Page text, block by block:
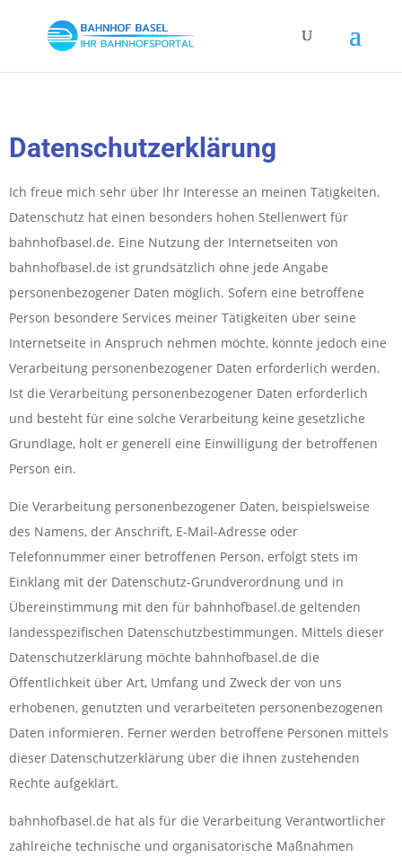
Datenschutzerklärung
Ich freue mich sehr über Ihr Interesse an meinen Tätigkeiten.
Datenschutz hat einen besonders hohen Stellenwert für
bahnhofbasel.de. Eine Nutzung der Internetseiten von
bahnhofbasel.de ist grundsätzlich ohne jede Angabe
personenbezogener Daten möglich. Sofern eine betroffene
Person besondere Services meiner Tätigkeiten über seine
Internetseite in Anspruch nehmen möchte, könnte jedoch eine
Verarbeitung personenbezogener Daten erforderlich werden.
Ist die Verarbeitung personenbezogener Daten erforderlich
und besteht für eine solche Verarbeitung keine gesetzliche
Grundlage, holt er generell eine Einwilligung der betroffenen
Person ein.
Die Verarbeitung personenbezogener Daten, beispielsweise
des Namens, der Anschrift, E-Mail-Adresse oder
Telefonnummer einer betroffenen Person, erfolgt stets im
Einklang mit der Datenschutz-Grundverordnung und in
Übereinstimmung mit den für bahnhofbasel.de geltenden
landesspezifischen Datenschutzbestimmungen. Mittels dieser
Datenschutzerklärung möchte bahnhofbasel.de die
Öffentlichkeit über Art, Umfang und Zweck der von uns
erhobenen, genutzten und verarbeiteten personenbezogenen
Daten informieren. Ferner werden betroffene Personen mittels
dieser Datenschutzerklärung über die ihnen zustehenden
Rechte aufgeklärt.
bahnhofbasel.de hat als für die Verarbeitung Verantwortlicher
zahlreiche technische und organisatorische Maßnahmen